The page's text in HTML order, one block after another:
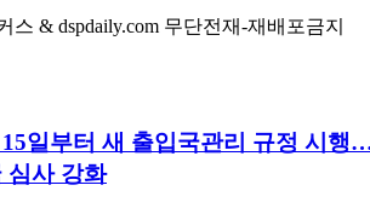
& dspdaily.com 무단전재-재배포금지
일부터 새 출입국관리 규정 시행
심사 강화